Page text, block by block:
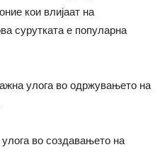
кои влијаат на
сурутката е популарна
улога во одржувањето на
во создавањето на